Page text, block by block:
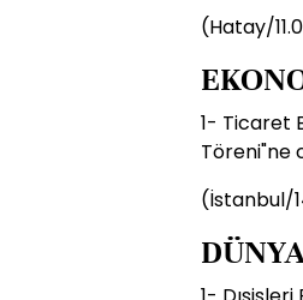
(Hatay/
1- Ticaret
Töreni"ne
(İstanbul/